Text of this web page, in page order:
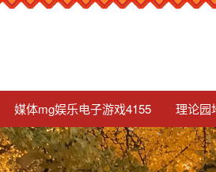
媒体mg娱乐电子游戏4155 理论园